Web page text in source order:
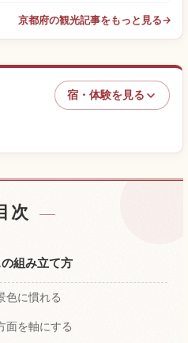
京都府の観光記事をもっと見る→
宿・体験を見る
探す
探す↗
次
組み立て方
色に慣れる
面を軸にする